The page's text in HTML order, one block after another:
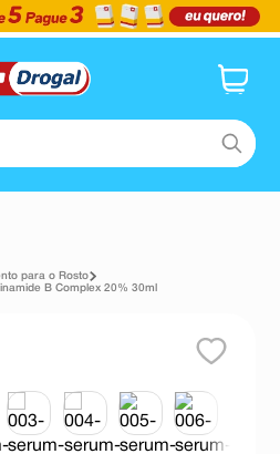
para o Rosto
B Complex 20% 30ml